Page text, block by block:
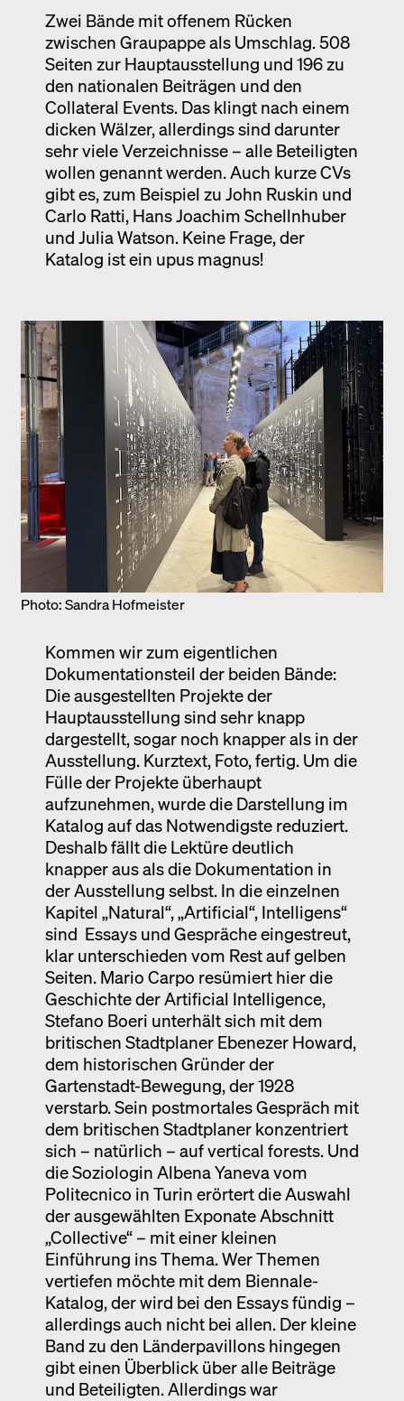
Zwei Bände mit offenem Rücken
zwischen Graupappe als Umschlag. 508
Seiten zur Hauptausstellung und 196 zu
den nationalen Beiträgen und den
Collateral Events. Das klingt nach einem
dicken Wälzer, allerdings sind darunter
sehr viele Verzeichnisse – alle Beteiligten
wollen genannt werden. Auch kurze CVs
gibt es, zum Beispiel zu John Ruskin und
Carlo Ratti, Hans Joachim Schellnhuber
und Julia Watson. Keine Frage, der
Katalog ist ein upus magnus!
Photo: Sandra Hofmeister
Kommen wir zum eigentlichen
Dokumentationsteil der beiden Bände:
Die ausgestellten Projekte der
Hauptausstellung sind sehr knapp
dargestellt, sogar noch knapper als in der
Ausstellung. Kurztext, Foto, fertig. Um die
Fülle der Projekte überhaupt
aufzunehmen, wurde die Darstellung im
Katalog auf das Notwendigste reduziert.
Deshalb fällt die Lektüre deutlich
knapper aus als die Dokumentation in
der Ausstellung selbst. In die einzelnen
Kapitel „Natural“, „Artificial“, Intelligens“
sind Essays und Gespräche eingestreut,
klar unterschieden vom Rest auf gelben
Seiten. Mario Carpo resümiert hier die
Geschichte der Artificial Intelligence,
Stefano Boeri unterhält sich mit dem
britischen Stadtplaner Ebenezer Howard,
dem historischen Gründer der
Gartenstadt-Bewegung, der 1928
verstarb. Sein postmortales Gespräch mit
dem britischen Stadtplaner konzentriert
sich – natürlich – auf vertical forests. Und
die Soziologin Albena Yaneva vom
Politecnico in Turin erörtert die Auswahl
der ausgewählten Exponate Abschnitt
„Collective“ – mit einer kleinen
Einführung ins Thema. Wer Themen
vertiefen möchte mit dem Biennale-
Katalog, der wird bei den Essays fündig –
allerdings auch nicht bei allen. Der kleine
Band zu den Länderpavillons hingegen
gibt einen Überblick über alle Beiträge
und Beteiligten. Allerdings war